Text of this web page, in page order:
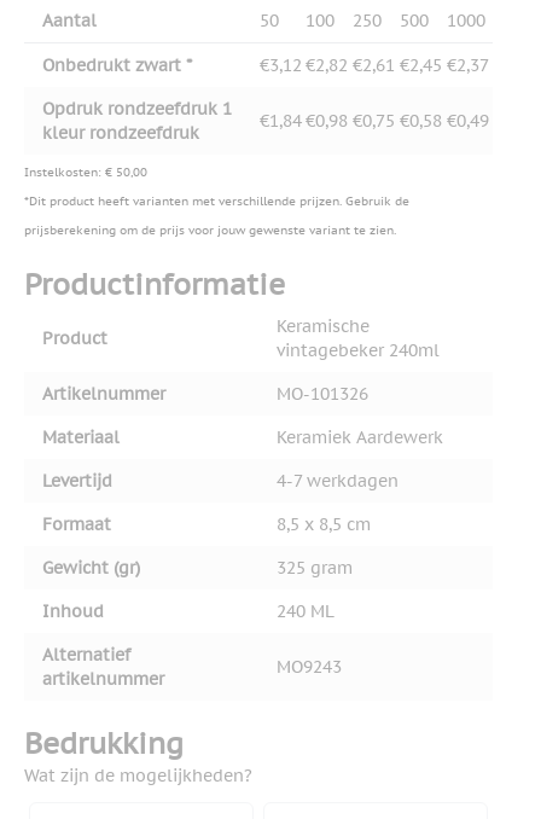
Aantal 50 100 250 500 1000
Onbedrukt zwart * €3,12 €2,82 €2,61 €2,45 €2,37
Opdruk rondzeefdruk 1
kleur rondzeefdruk
€1,84€0,98 €0,75 €0,58 €0,49
Instelkosten: € 50,00
*Dit product heeft varianten met verschillende prijzen. Gebruik de
prijsberekening om de prijs voor jouw gewenste variant te zien.
Productinformatie
Product
Keramische
vintagebeker 240ml
Artikelnummer
MO-101326
Materiaal
Keramiek Aardewerk
Levertijd
4-7 werkdagen
Formaat
8,5 x 8,5 cm
Gewicht (gr)
325 gram
Inhoud
240 ML
Alternatief
artikelnummer
MO9243
Bedrukking
Wat zijn de mogelijkheden?